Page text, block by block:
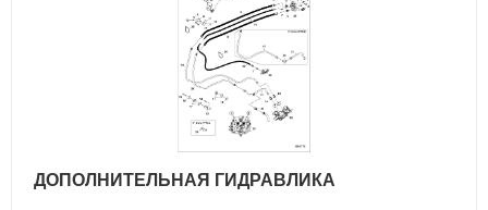
ДОПОЛНИТЕЛЬНАЯ ГИДРАВЛИКА